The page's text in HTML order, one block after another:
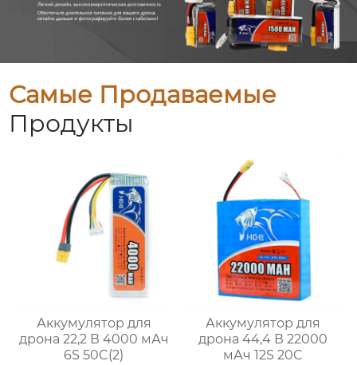
Самые Продаваемые
Продукты
Аккумулятор для
дрона 22,2 В 4000 мАч
6S 50C(2)
Аккумулятор для
дрона 44,4 В 22000
мАч 12S 20C